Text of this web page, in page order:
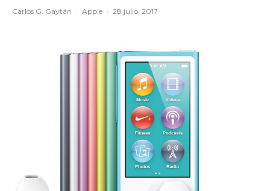
Carlos G. Gaytán · Apple · 28 julio, 2017